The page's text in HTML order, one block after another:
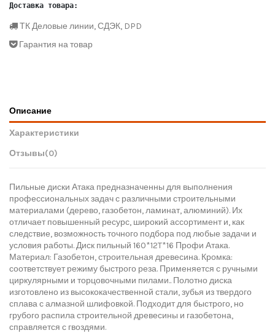
Доставка товара:
ТК Деловые линии, СДЭК, DPD
Гарантия на товар
Описание
Характеристики
Отзывы(0)
Пильные диски Атака предназначенны для выполнения
профессиональных задач с различными строительными
материалами (дерево, газобетон, ламинат, алюминий). Их
отличает повышенный ресурс, широкий ассортимент и, как
следствие, возможность точного подбора под любые задачи и
условия работы. Диск пильный 160*12T*16 Профи Атака.
Материал: Газобетон, строительная древесина. Кромка:
соответствует режиму быстрого реза. Применяется с ручными
циркулярными и торцовочными пилами.. Полотно диска
изготовлено из высококачественной стали, зубья из твердого
сплава с алмазной шлифовкой. Подходит для быстрого, но
грубого распила строительной древесины и газобетона,
справляется с гвоздями.